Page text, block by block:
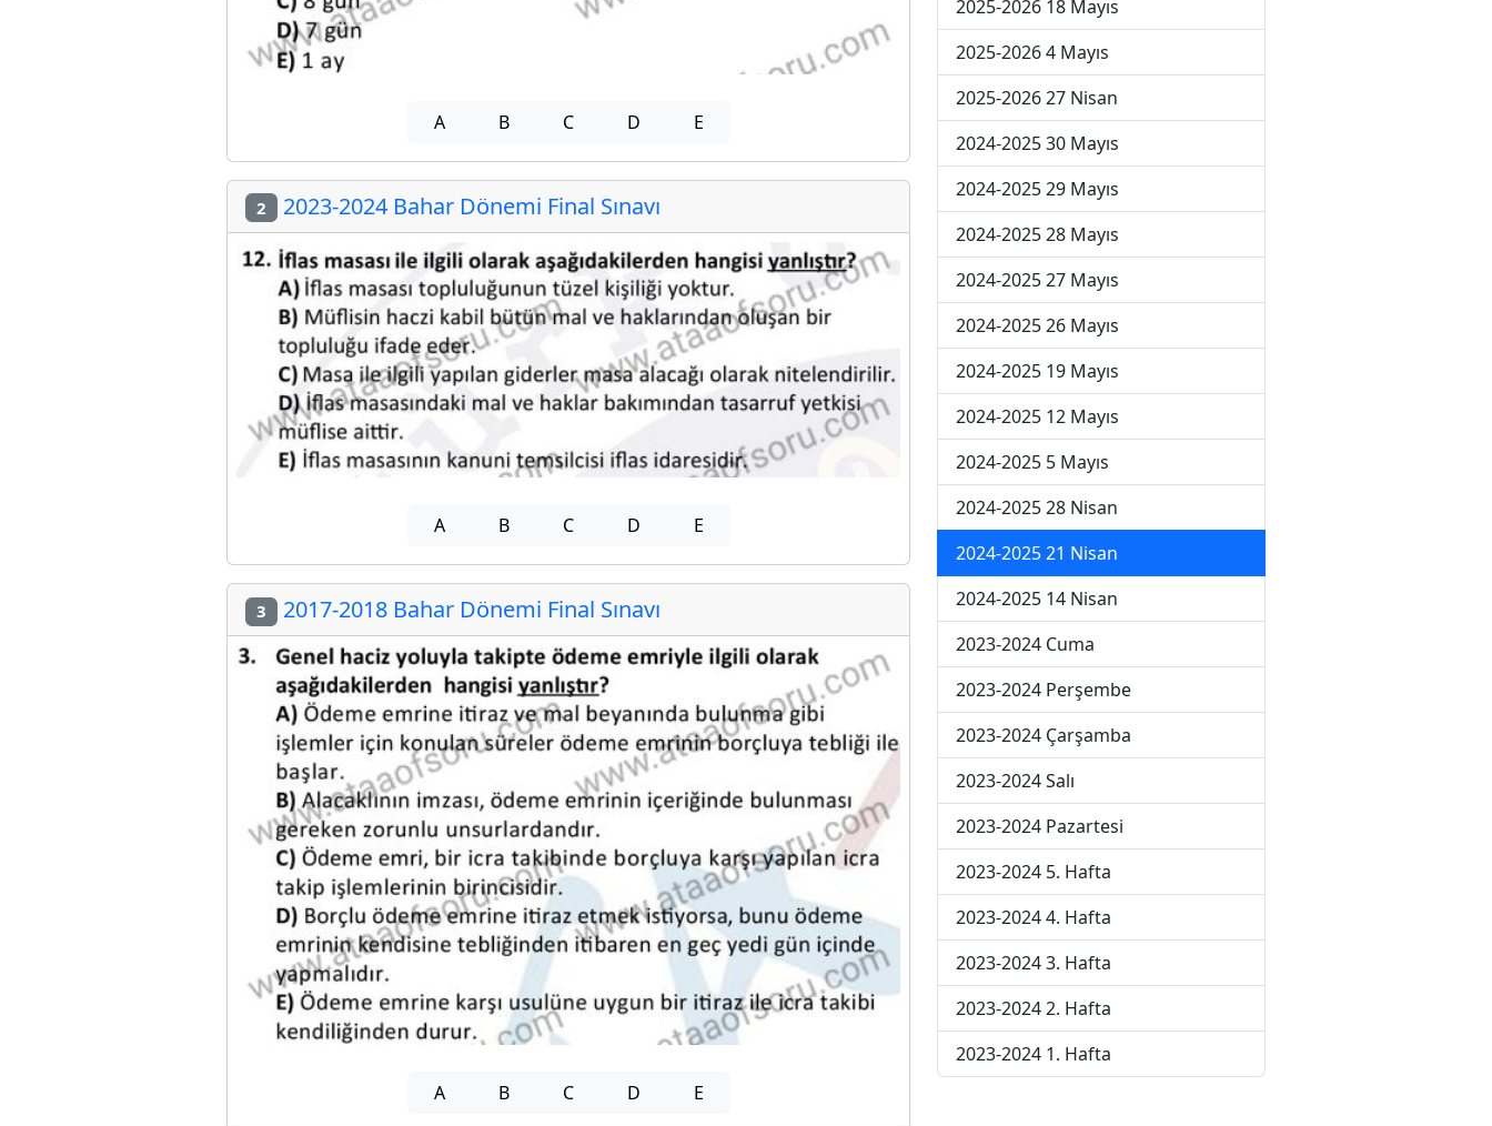
A B C D E
2 2023-2024 Bahar Dönemi Final Sınavı
A B C D E
3 2017-2018 Bahar Dönemi Final Sınavı
A B C D E
2025-2026 18 Mayıs
2025-2026 4 Mayıs
2025-2026 27 Nisan
2024-2025 30 Mayıs
2024-2025 29 Mayıs
2024-2025 28 Mayıs
2024-2025 27 Mayıs
2024-2025 26 Mayıs
2024-2025 19 Mayıs
2024-2025 12 Mayıs
2024-2025 5 Mayıs
2024-2025 28 Nisan
2024-2025 21 Nisan
2024-2025 14 Nisan
2023-2024 Cuma
2023-2024 Perşembe
2023-2024 Çarşamba
2023-2024 Salı
2023-2024 Pazartesi
2023-2024 5. Hafta
2023-2024 4. Hafta
2023-2024 3. Hafta
2023-2024 2. Hafta
2023-2024 1. Hafta